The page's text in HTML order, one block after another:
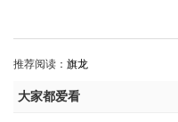
推荐阅读： 旗龙
大家都爱看